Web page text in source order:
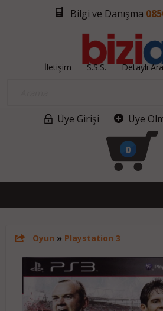
Bilgi ve Danışma
İletişim S.S.S. Detaylı
Üye Girişi Üye
0
Oyun » Playstation 3